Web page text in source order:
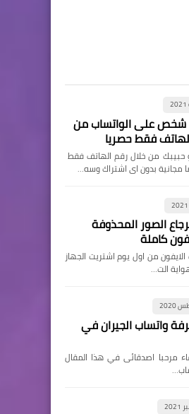
شخص على الواتساب من
فقط حصريا
من خلال رقم الهاتف فقط
مجانية بدون اى اشتراك وسه…
الصور المحذوفة
كاملة
من اول يوم اشتريت الجهاز
الت…
واتساب الجيران في
مرحبا اصدقائى في هذا المقال